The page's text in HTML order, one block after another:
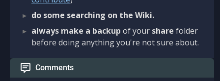
do some searching on the Wiki.
always make a backup of your share folder
before doing anything you're not sure about.
Comments